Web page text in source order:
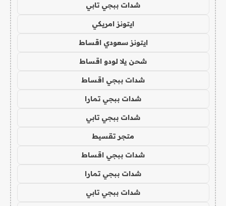
شدات ببجي تابي
ايتونز امريكي
ايتونز سعودي اقساط
شحن يلا لودو اقساط
شدات ببجي اقساط
شدات ببجي تمارا
شدات ببجي تابي
متجر تقسيط
شدات ببجي اقساط
شدات ببجي تمارا
شدات ببجي تابي